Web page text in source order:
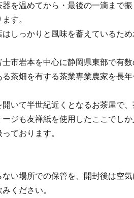
器を温めてから・最後の一滴まで
す。
はしっかりと風味を蓄えているため
市岩本を中心に静岡県東部で有
る茶畑を有する茶業専業農家を長
いて半世紀近くとなるお茶屋で
ージも友禅紙を使用したここでし
ております。
い場所での保管を、開封後は空
ください。